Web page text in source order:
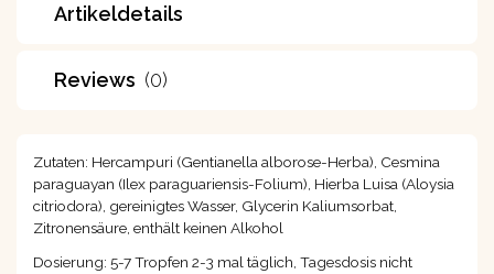
Artikeldetails
Reviews (0)
Zutaten: Hercampuri (Gentianella alborose-Herba), Cesmina
paraguayan (Ilex paraguariensis-Folium), Hierba Luisa (Aloysia
citriodora), gereinigtes Wasser, Glycerin Kaliumsorbat,
Zitronensäure, enthält keinen Alkohol
Dosierung: 5-7 Tropfen 2-3 mal täglich, Tagesdosis nicht